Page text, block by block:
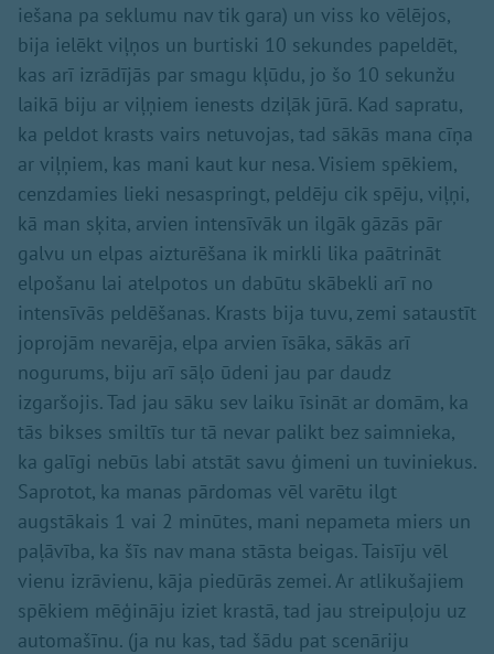
iešana pa seklumu nav tik gara) un viss ko vēlējos,
bija ielēkt viļņos un burtiski 10 sekundes papeldēt,
kas arī izrādījās par smagu kļūdu, jo šo 10 sekunžu
laikā biju ar viļņiem ienests dziļāk jūrā. Kad sapratu,
ka peldot krasts vairs netuvojas, tad sākās mana cīņa
ar viļņiem, kas mani kaut kur nesa. Visiem spēkiem,
cenzdamies lieki nesaspringt, peldēju cik spēju, viļņi,
kā man sķita, arvien intensīvāk un ilgāk gāzās pār
galvu un elpas aizturēšana ik mirkli lika paātrināt
elpošanu lai atelpotos un dabūtu skābekli arī no
intensīvās peldēšanas. Krasts bija tuvu, zemi sataustīt
joprojām nevarēja, elpa arvien īsāka, sākās arī
nogurums, biju arī sāļo ūdeni jau par daudz
izgaršojis. Tad jau sāku sev laiku īsināt ar domām, ka
tās bikses smiltīs tur tā nevar palikt bez saimnieka,
ka galīgi nebūs labi atstāt savu ģimeni un tuviniekus.
Saprotot, ka manas pārdomas vēl varētu ilgt
augstākais 1 vai 2 minūtes, mani nepameta miers un
paļāvība, ka šīs nav mana stāsta beigas. Taisīju vēl
vienu izrāvienu, kāja piedūrās zemei. Ar atlikušajiem
spēkiem mēģināju iziet krastā, tad jau streipuļoju uz
automašīnu. (ja nu kas, tad šādu pat scenāriju